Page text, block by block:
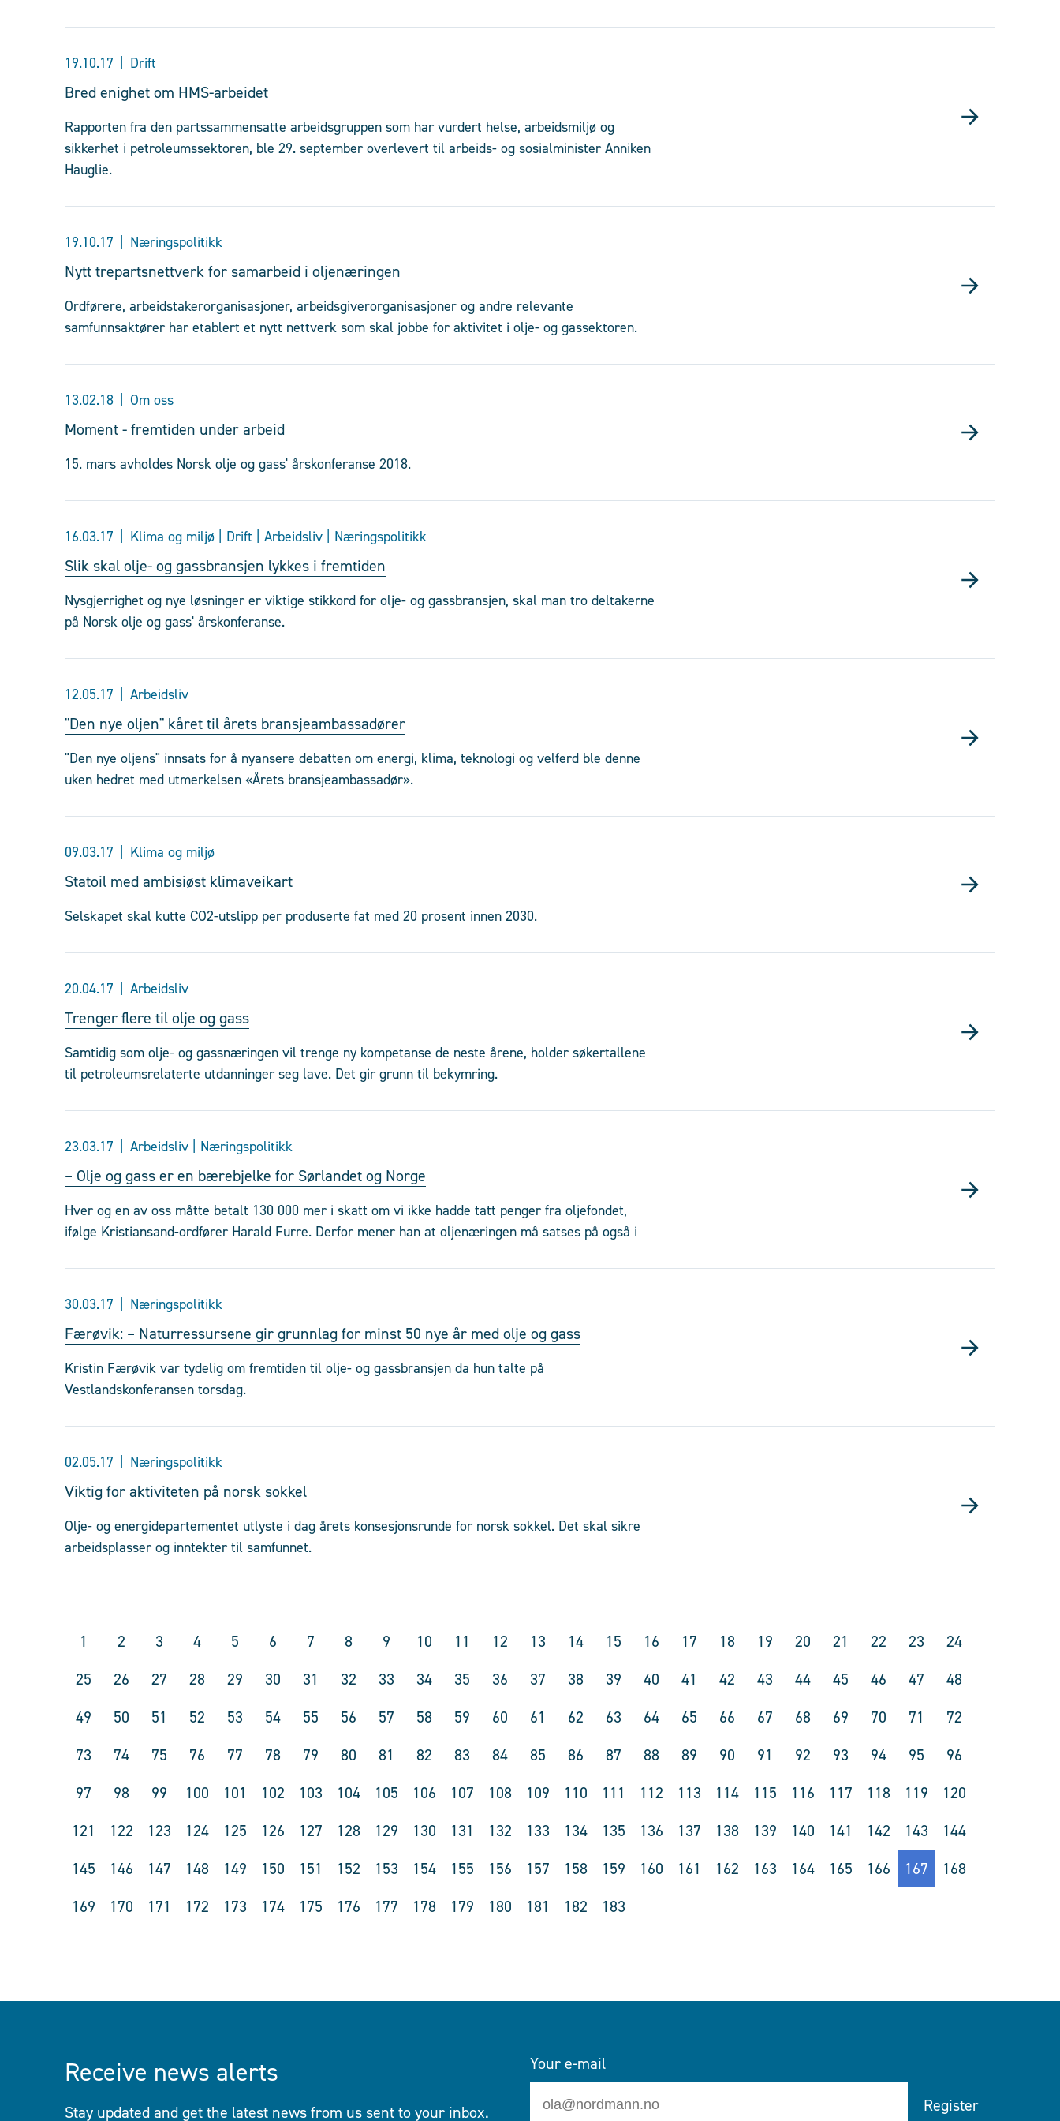
19.10.17 Drift
Bred enighet om HMS-arbeidet
Rapporten fra den partssammensatte arbeidsgruppen som har vurdert helse, arbeidsmiljø og
sikkerhet i petroleumssektoren, ble 29. september overlevert til arbeids- og sosialminister Anniken
Hauglie.
19.10.17 Næringspolitikk
Nytt trepartsnettverk for samarbeid i oljenæringen
Ordførere, arbeidstakerorganisasjoner, arbeidsgiverorganisasjoner og andre relevante
samfunnsaktører har etablert et nytt nettverk som skal jobbe for aktivitet i olje- og gassektoren.
13.02.18 Om oss
Moment - fremtiden under arbeid
15. mars avholdes Norsk olje og gass' årskonferanse 2018.
16.03.17 Klima og miljø | Drift | Arbeidsliv | Næringspolitikk
Slik skal olje- og gassbransjen lykkes i fremtiden
Nysgjerrighet og nye løsninger er viktige stikkord for olje- og gassbransjen, skal man tro deltakerne
på Norsk olje og gass' årskonferanse.
12.05.17 Arbeidsliv
"Den nye oljen" kåret til årets bransjeambassadører
"Den nye oljens" innsats for å nyansere debatten om energi, klima, teknologi og velferd ble denne
uken hedret med utmerkelsen «Årets bransjeambassadør».
09.03.17 Klima og miljø
Statoil med ambisiøst klimaveikart
Selskapet skal kutte CO2-utslipp per produserte fat med 20 prosent innen 2030.
20.04.17 Arbeidsliv
Trenger flere til olje og gass
Samtidig som olje- og gassnæringen vil trenge ny kompetanse de neste årene, holder søkertallene
til petroleumsrelaterte utdanninger seg lave. Det gir grunn til bekymring.
23.03.17 Arbeidsliv | Næringspolitikk
– Olje og gass er en bærebjelke for Sørlandet og Norge
Hver og en av oss måtte betalt 130 000 mer i skatt om vi ikke hadde tatt penger fra oljefondet,
ifølge Kristiansand-ordfører Harald Furre. Derfor mener han at oljenæringen må satses på også i
30.03.17 Næringspolitikk
Færøvik: – Naturressursene gir grunnlag for minst 50 nye år med olje og gass
Kristin Færøvik var tydelig om fremtiden til olje- og gassbransjen da hun talte på
Vestlandskonferansen torsdag.
02.05.17 Næringspolitikk
Viktig for aktiviteten på norsk sokkel
Olje- og energidepartementet utlyste i dag årets konsesjonsrunde for norsk sokkel. Det skal sikre
arbeidsplasser og inntekter til samfunnet.
1 2 3 4 5 6 7 8 9 10 11 12 13 14 15 16 17 18 19 20 21 22 23
24
25
26 27 28 29 30 31 32 33 34 35 36 37 38 39 40 41 42 43 44 45 46 47
48
49
50 51 52 53 54 55 56 57 58 59 60 61 62 63 64 65 66 67 68 69 70 71
72
73
74 75 76 77 78 79 80 81 82 83 84 85 86 87 88 89 90 91 92 93 94 95
96
97
98 99 100 101 102 103 104 105 106 107 108 109 110 111 112 113 114 115 116 117 118 119
120
121
122 123 124 125 126 127 128 129 130 131 132 133 134 135 136 137 138 139 140 141 142 143
144
145
146 147 148 149 150 151 152 153 154 155 156 157 158 159 160 161 162 163 164 165 166 167
168
169
170 171 172 173 174 175 176 177 178 179 180 181 182 183
Receive news alerts
Stay updated and get the latest news from us sent to your inbox.
Your e-mail
Register